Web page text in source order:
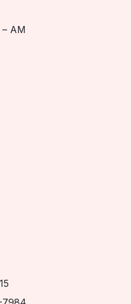
AM